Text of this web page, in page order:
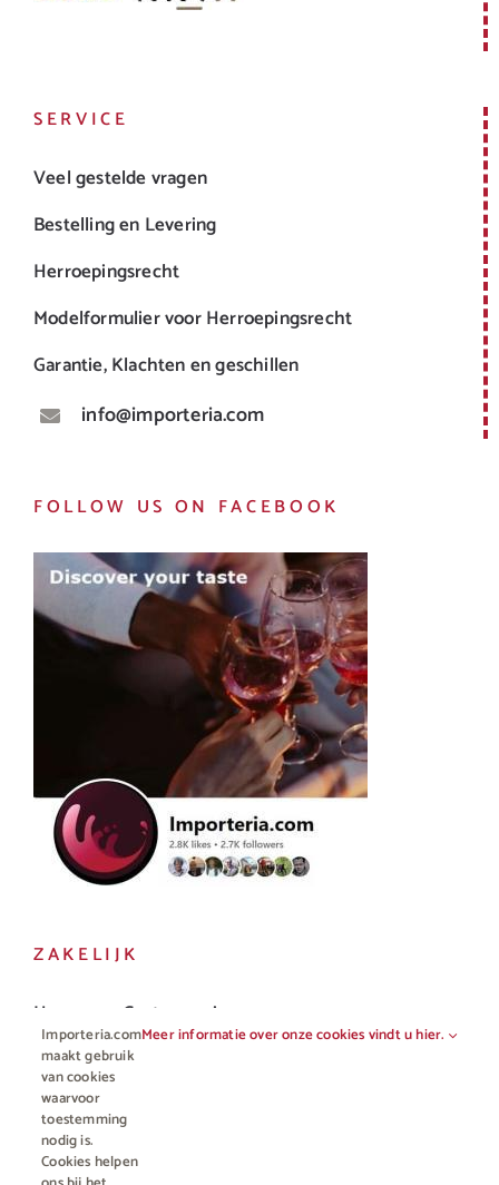
SERVICE
Veel gestelde vragen
Bestelling en Levering
Herroepingsrecht
Modelformulier voor Herroepingsrecht
Garantie, Klachten en geschillen
info@importeria.com
FOLLOW US ON FACEBOOK
ZAKELIJK
Horeca en Gastronomie
Vakhandel
Importeria.com
maakt gebruik
van cookies
waarvoor
toestemming
nodig is.
Cookies helpen
Meer informatie over onze cookies vindt u hier.